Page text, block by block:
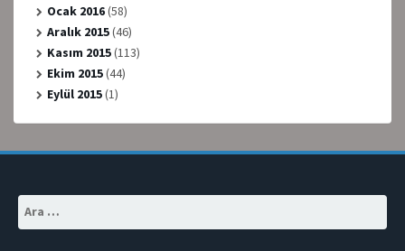
Ocak 2016(58)
Aralık 2015(46)
Kasım 2015(113)
Ekim 2015(44)
Eylül 2015(1)